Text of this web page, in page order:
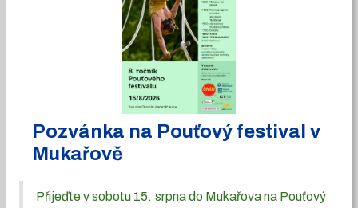
Pozvánka na Pouťový festival v
Mukařově
Přijeďte v sobotu 15. srpna do Mukařova na Pouťový